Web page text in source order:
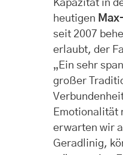
Kapazität in
heutigen
seit 2007
erlaubt, der
„Ein sehr
großer
Emotionalität
erwarten wir
Geradlinig,